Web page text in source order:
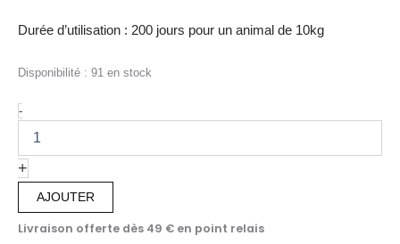
Durée d’utilisation : 200 jours pour un animal de 10kg
Disponibilité : 91 en stock
-quantité
FENUGREC
Graine
pure
Fatigue
et
+
AJOUTER
Livraison offerte dès 49 € en point relais